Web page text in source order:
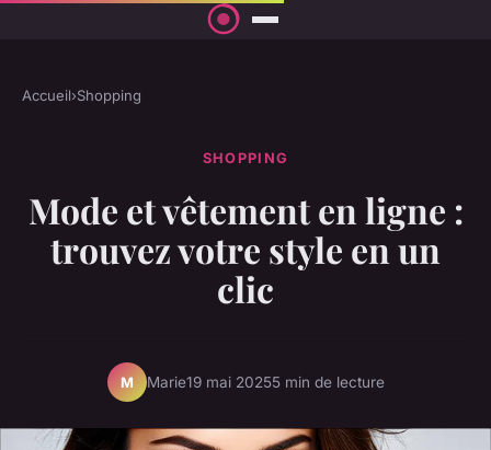
Accueil›Shopping
SHOPPING
Mode et vêtement en ligne :
trouvez votre style en un
clic
M Marie19 mai 20255 min de lecture